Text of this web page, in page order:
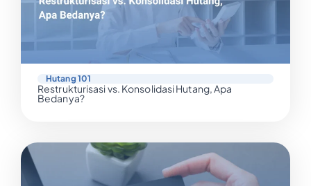
Hutang 101
Restrukturisasi vs. Konsolidasi Hutang, Apa
Bedanya?